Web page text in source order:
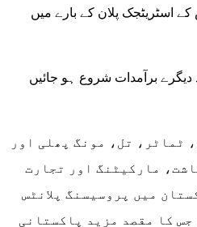
اسٹریٹجک پلان کے بارے میں
بعد دیگرے برآمدات شروع ہو جائیں
ٹماٹر، تل، مونگ پھلی اور
مارکیٹنگ اور تجارت
میں پروسیسنگ پلانٹس
کا مقصد مزید پاکستانی